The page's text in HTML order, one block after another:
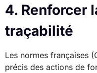
4. Renforcer
traçabilité
Les normes françaises
précis des actions de